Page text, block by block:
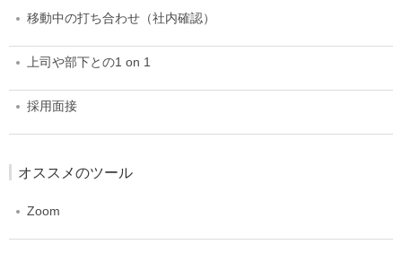
移動中の打ち合わせ（社内確認）
上司や部下との1 on 1
採用面接
オススメのツール
Zoom